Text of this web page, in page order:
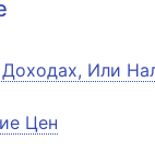
Или
Цен